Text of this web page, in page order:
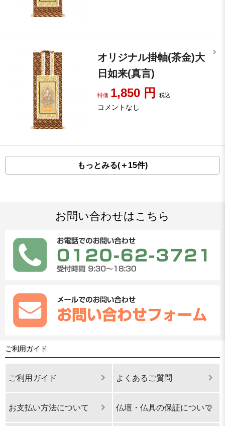
オリジナル掛軸(茶金)大
日如来(真言)
特価 1,850 円税込
コメントなし
もっとみる(＋15件)
お問い合わせはこちら
ご利用ガイド
ご利用ガイド よくあるご質問
お支払い方法について 仏壇・仏具の保証について